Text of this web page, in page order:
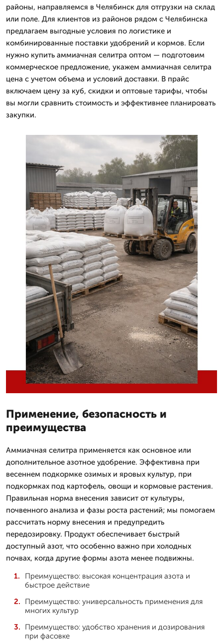
районы, направляемся в Челябинск для отгрузки на склад
или поле. Для клиентов из районов рядом с Челябинска
предлагаем выгодные условия по логистике и
комбинированные поставки удобрений и кормов. Если
нужно купить аммиачная селитра оптом — подготовим
коммерческое предложение, укажем аммиачная селитра
цена с учетом объема и условий доставки. В прайс
включаем цену за куб, скидки и оптовые тарифы, чтобы
вы могли сравнить стоимость и эффективнее планировать
закупки.
Применение, безопасность и
преимущества
Аммиачная селитра применяется как основное или
дополнительное азотное удобрение. Эффективна при
весеннем подкормке озимых и яровых культур, при
подкормках под картофель, овощи и кормовые растения.
Правильная норма внесения зависит от культуры,
почвенного анализа и фазы роста растений; мы помогаем
рассчитать норму внесения и предупредить
передозировку. Продукт обеспечивает быстрый
доступный азот, что особенно важно при холодных
почвах, когда другие формы азота менее подвижны.
Преимущество: высокая концентрация азота и
быстрое действие
Преимущество: универсальность применения для
многих культур
Преимущество: удобство хранения и дозирования
при фасовке